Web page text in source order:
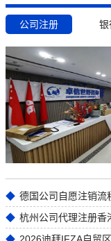
公司注册 银
德国公司自愿注销流